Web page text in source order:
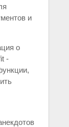
и
о
-